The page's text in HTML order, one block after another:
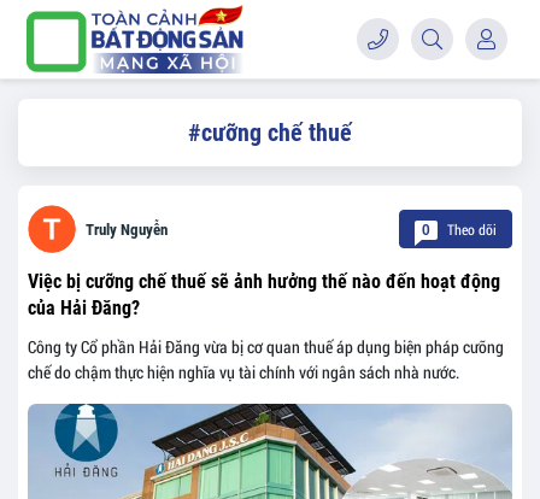
#cưỡng chế thuế
Truly Nguyễn 0 Theo dõi
Việc bị cưỡng chế thuế sẽ ảnh hưởng thế nào đến hoạt động
của Hải Đăng?
Công ty Cổ phần Hải Đăng vừa bị cơ quan thuế áp dụng biện pháp cưỡng
chế do chậm thực hiện nghĩa vụ tài chính với ngân sách nhà nước.